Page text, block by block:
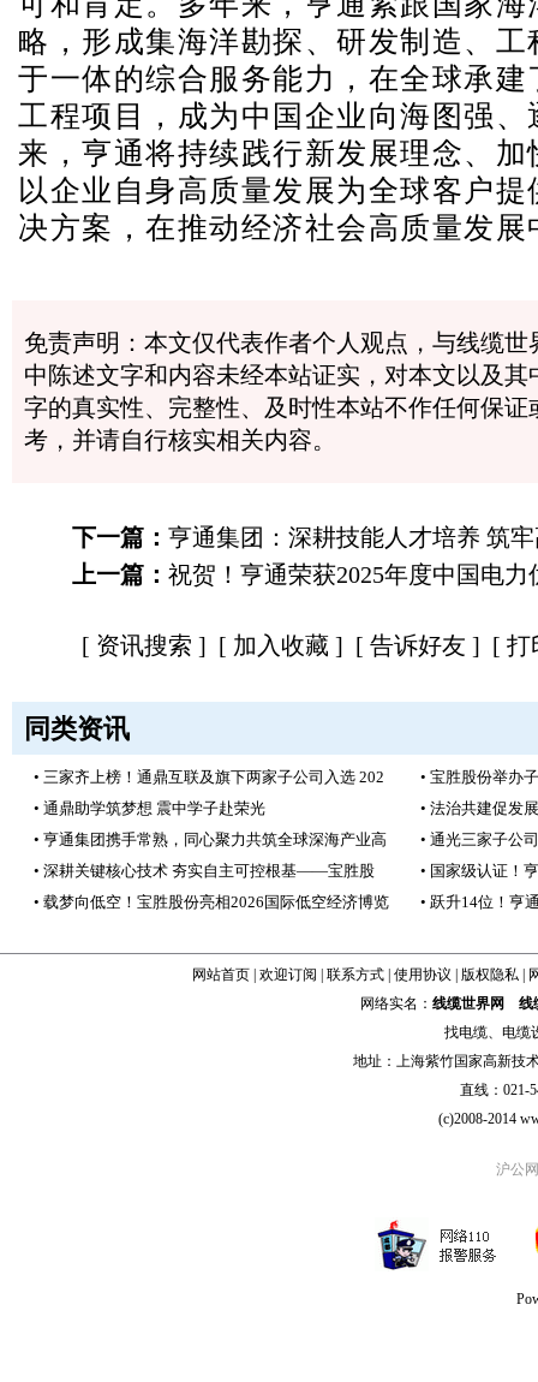
略，形成集海洋勘探、研发制造、
于一体的综合服务能力，在全球承
工程项目，成为中国企业向海图强
来，亨通将持续践行新发展理念、
以企业自身高质量发展为全球客户
决方案，在推动经济社会高质量发
免责声明：本文仅代表作者个人观点，与线缆
中陈述文字和内容未经本站证实，对本文以及
字的真实性、完整性、及时性本站不作任何保
考，并请自行核实相关内容。
下一篇： 亨通集团：深耕技能人才培养 筑
上一篇： 祝贺！亨通荣获2025年度中国电力
[ 资讯搜索 ] [ 加入收藏] [ 告诉好友 ] [ 打
同类资讯
• 三家齐上榜！通鼎互联及旗下两家子公司入选 202
• 宝胜股份举办
• 通鼎助学筑梦想 震中学子赴荣光
• 法治共建促发
• 亨通集团携手常熟，同心聚力共筑全球深海产业高
• 通光三家子公
• 深耕关键核心技术 夯实自主可控根基——宝胜股
• 国家级认证！
• 载梦向低空！宝胜股份亮相2026国际低空经济博览
• 跃升14位！亨
网站首页| 欢迎订阅 联系方式| 使用协议 版权隐私|
网络实名： 线缆世界网
线
找电缆、 电缆
地址：上海紫竹国家高新技
直线：021-
(c)2008-2014
沪公